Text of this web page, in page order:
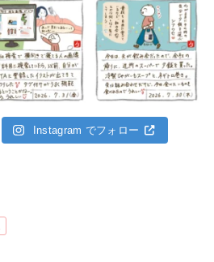
Instagram でフォロー